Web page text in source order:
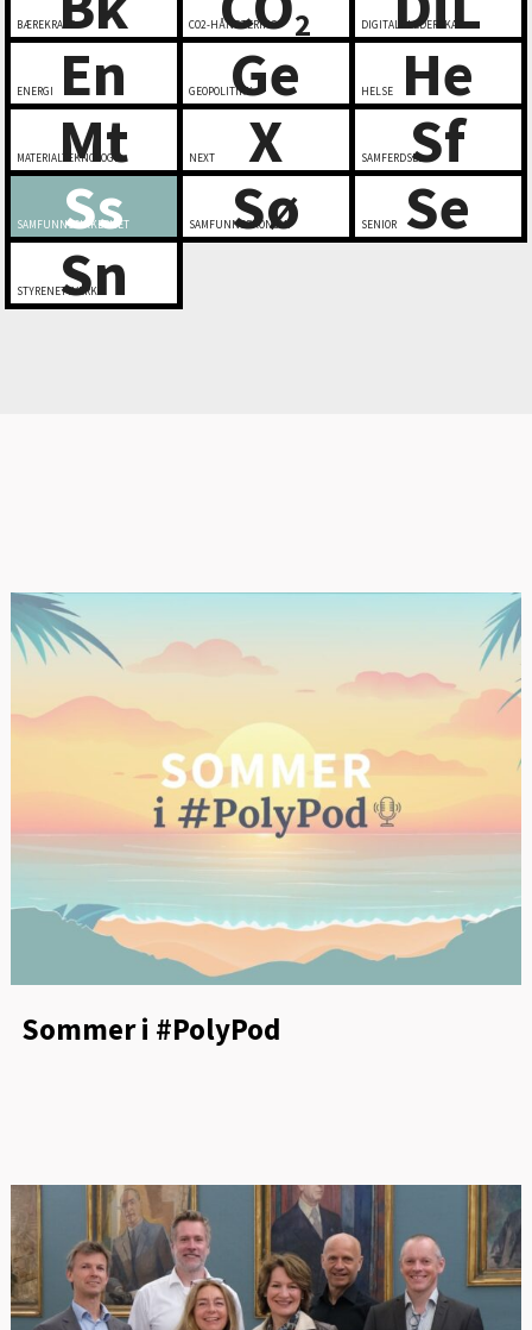
BÆREKRAFT 2
CO2-HÅNDTERING DIGITALT LEDERSKAP
En
ENERGI Ge
GEOPOLITIKK He
HELSE
Mt
MATERIALTEKNOLOGI X
NEXT Sf
SAMFERDSEL
Ss
SAMFUNNSSIKKERHET Sø
SAMFUNNSØKONOMI Se
SENIOR
Sn
STYRENETTVERK
Sommer i #PolyPod